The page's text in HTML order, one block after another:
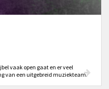
vaak open gaat en er veel
van een uitgebreid muziekteam.